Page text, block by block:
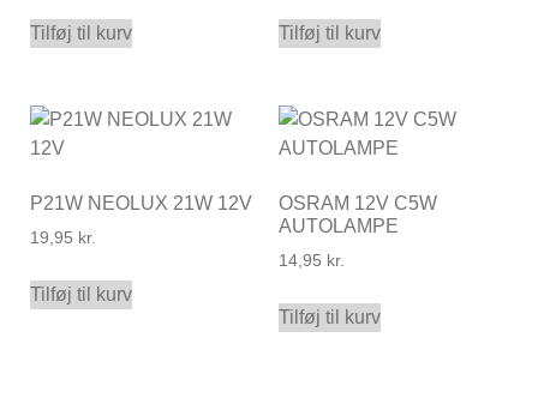
Tilføj til kurv Tilføj til kurv
P21W NEOLUX 21W 12V
19,95 kr.
Tilføj til kurv
OSRAM 12V C5W
AUTOLAMPE
14,95 kr.
Tilføj til kurv